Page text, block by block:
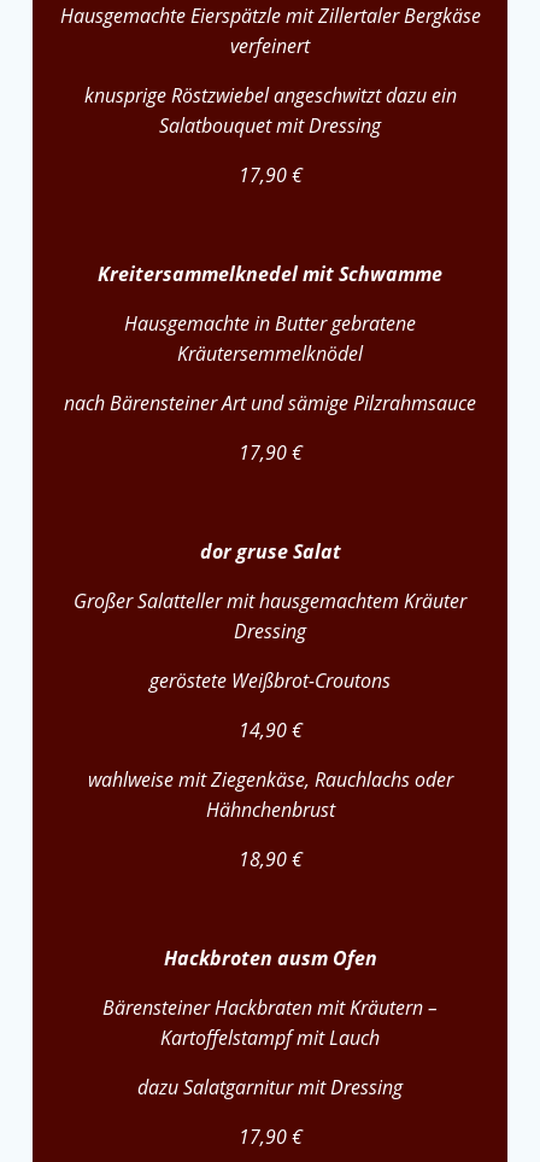
Hausgemachte Eierspätzle mit Zillertaler Bergkäse
verfeinert
knusprige Röstzwiebel angeschwitzt dazu ein
Salatbouquet mit Dressing
17,90 €
Kreitersammelknedel mit Schwamme
Hausgemachte in Butter gebratene
Kräutersemmelknödel
nach Bärensteiner Art und sämige Pilzrahmsauce
17,90 €
dor gruse Salat
Großer Salatteller mit hausgemachtem Kräuter
Dressing
geröstete Weißbrot-Croutons
14,90 €
wahlweise mit Ziegenkäse, Rauchlachs oder
Hähnchenbrust
18,90 €
Hackbroten ausm Ofen
Bärensteiner Hackbraten mit Kräutern –
Kartoffelstampf mit Lauch
dazu Salatgarnitur mit Dressing
17,90 €